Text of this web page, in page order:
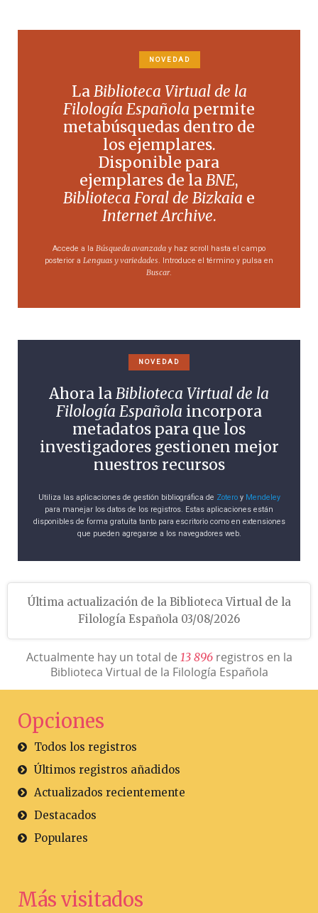
NOVEDAD
LaBiblioteca Virtual de la
Filología Española permite
metabúsquedas dentro de
los ejemplares.
Disponible para
ejemplares de laBNE,
Biblioteca Foral de Bizkaia e
Internet Archive.
Accede a la Búsqueda avanzada y haz scroll hasta el campo
posterior a Lenguas y variedades. Introduce el término y pulsa en
Buscar.
NOVEDAD
Ahora laBiblioteca Virtual de la
Filología Española incorpora
metadatos para que los
investigadores gestionen mejor
nuestros recursos
Utiliza las aplicaciones de gestión bibliográfica de Zoteroy Mendeley
para manejar los datos de los registros. Estas aplicaciones están
disponibles de forma gratuita tanto para escritorio como en extensiones
que pueden agregarse a los navegadores web.
Última actualización de la Biblioteca Virtual de la
Filología Española 03/08/2026
Actualmente hay un total de 13 896registros en la
Biblioteca Virtual de la Filología Española
Opciones
Todos los registros
Últimos registros añadidos
Actualizados recientemente
Destacados
Populares
Más visitados